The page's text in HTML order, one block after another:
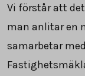
Vi förstår att
man anlitar en
samarbetar